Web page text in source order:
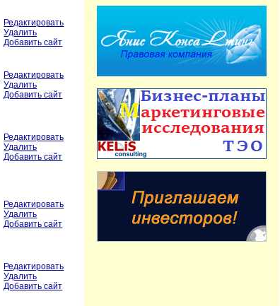
Редактировать
Удалить
Добавить сайт
Редактировать
Удалить
Добавить сайт
Редактировать
Удалить
Добавить сайт
Редактировать
Удалить
Добавить сайт
Редактировать
Удалить
Добавить сайт